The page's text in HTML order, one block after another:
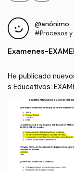
@anónimo
#Procesos
Examenes-
He publicado
s Educativos:
TIVOS.pdf